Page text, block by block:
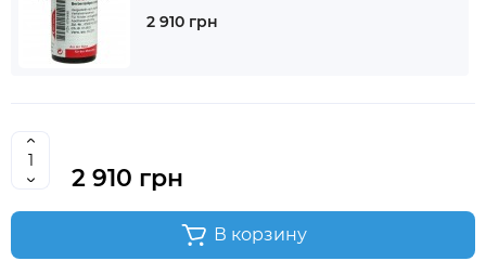
2 910 грн
2 910 грн
В корзину